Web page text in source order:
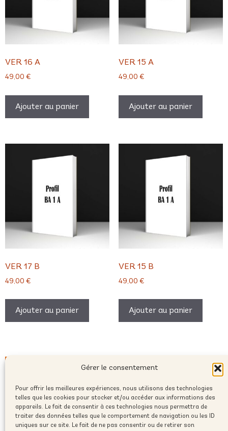
Gérer le consentement
Pour offrir les meilleures expériences, nous utilisons des technologies
telles que les cookies pour stocker et/ou accéder aux informations des
appareils. Le fait de consentir à ces technologies nous permettra de
traiter des données telles que le comportement de navigation ou les ID
uniques sur ce site. Le fait de ne pas consentir ou de retirer son
VER 16 A
49,00 €
Ajouter au panier
VER 15 A
49,00 €
Ajouter au panier
VER 17 B
49,00 €
Ajouter au panier
VER 15 B
49,00 €
Ajouter au panier